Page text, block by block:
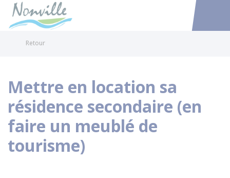
Accéder
Retour
Mettre en location sa
résidence secondaire (en
faire un meublé de
tourisme)